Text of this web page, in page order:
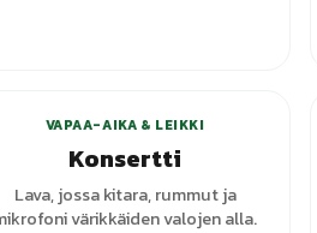
VAPAA-AIKA & LEIKKI
Konsertti
Lava, jossa kitara, rummut ja
värikkäiden valojen alla.